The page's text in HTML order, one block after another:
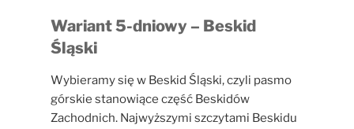
Wariant 5-dniowy – Beskid
Śląski
Wybieramy się w Beskid Śląski, czyli pasmo
górskie stanowiące część Beskidów
Zachodnich. Najwyższymi szczytami Beskidu